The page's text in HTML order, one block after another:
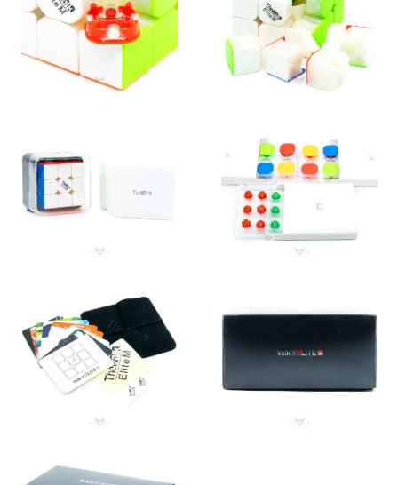
Можем ли мы посоветовать этот кубик? Естественно! Это
крутейшая головоломка, которую должен покрутить
абсолютно каждый. А если вы сомневаетесь, посмотрите наш
видеобзор. Там мы рассказали про него еще подробнее.